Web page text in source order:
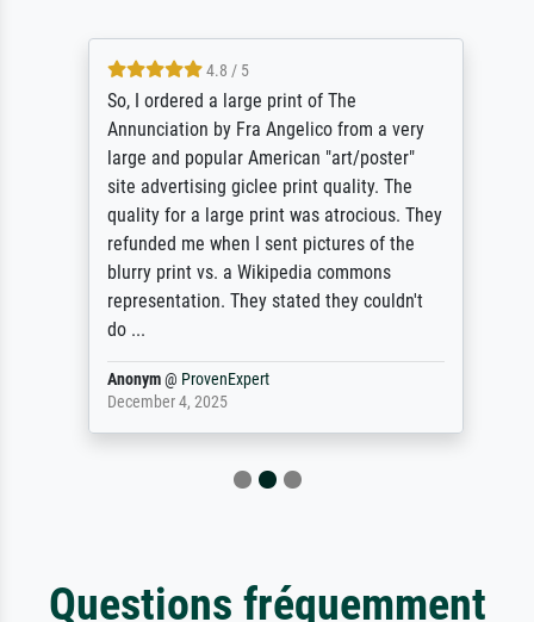
4.8 / 5
So, I ordered a large print of The
Annunciation by Fra Angelico from a very
large and popular American "art/poster"
site advertising giclee print quality. The
quality for a large print was atrocious. They
refunded me when I sent pictures of the
blurry print vs. a Wikipedia commons
representation. They stated they couldn't
do ...
Anonym@ProvenExpert
December 4, 2025
Questions fréquemment